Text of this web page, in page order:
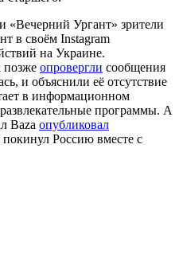
«Вечерний Ургант» зрители
в своём Instagram
на Украине.
позже опровергли сообщения
и объяснили её отсутствие
в информационном
программы. А
Baza опубликовал
Россию вместе с